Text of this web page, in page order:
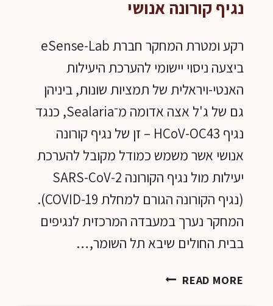
נגיף קורונה אנושי
רקע ומטרת המחקר חברת eSense-Lab
ביצעה ניסוי יישומי להערכת היעילות
האנטי-ויראלית של תמציות שונות, ביניהן
גם של ג'ל אצה אדומה מ־Sealaria, כנגד
נגיף HCoV-OC43 – זן של נגיף קורונה
אנושי אשר משמש כמודל מקובל להערכת
יעילות מול נגיף הקורונה SARS-CoV-2
(נגיף הקורונה הגורם למחלת COVID-19).
המחקר נערך במעבדה המרכזית לנגיפים
בבית החולים שיבא תל השומר,…
READ MORE מחקר